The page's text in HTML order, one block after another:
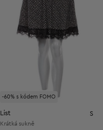
-60% s kódem FOMO
List S
Krátká sukně